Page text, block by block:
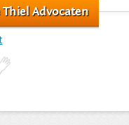
Advocaten